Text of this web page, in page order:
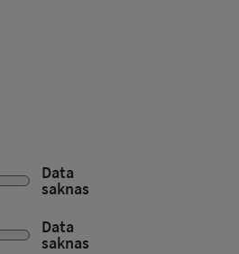
Data
saknas
Data
saknas